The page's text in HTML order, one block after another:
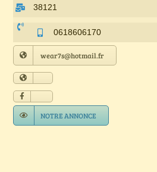
Petites annonces
Annuaire Fournisseurs
Actualités
Contact
38121
0618606170
wear7s@hotmail.fr
NOTRE ANNONCE